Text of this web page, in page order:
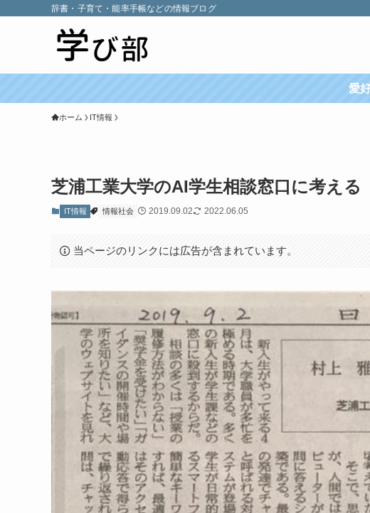
辞書・子育て・能率手帳などの情報ブログ
愛
ホーム IT情報
芝浦工業大学のAI学生相談窓口に考える
IT情報 情報社会 2019.09.02 2022.06.05
当ページのリンクには広告が含まれています。